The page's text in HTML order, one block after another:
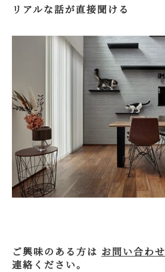
リアルな話が直接聞ける
ご興味のある方は お問い合わせ
連絡ください。